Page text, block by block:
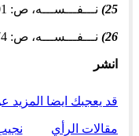
25) نـــفـــســـه، ص: 101
26) نـــفـــســـه، ص: 73/74
انشر
قد يعجبك ايضا المزيد
مقالات الرأي